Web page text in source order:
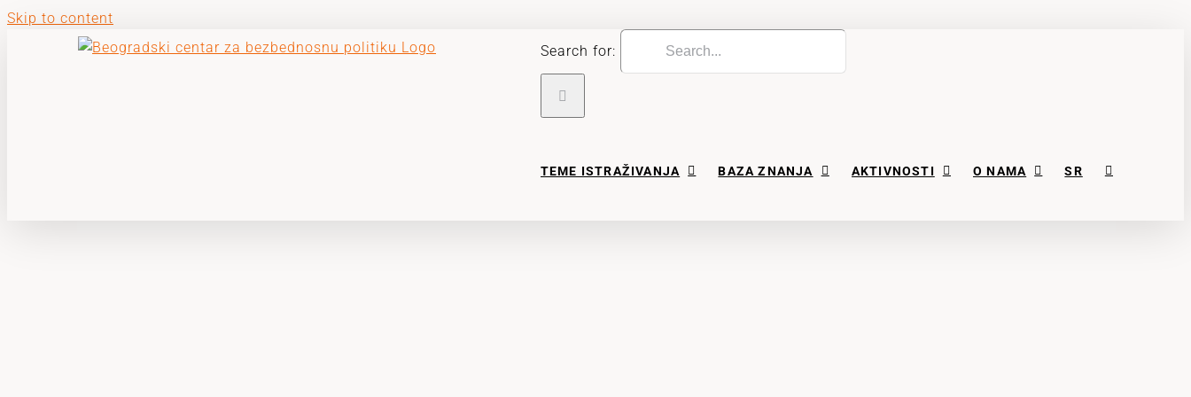
Skip to content
Search for:
TEME ISTRAŽIVANJA BAZA ZNANJA AKTIVNOSTI O NAMA SR